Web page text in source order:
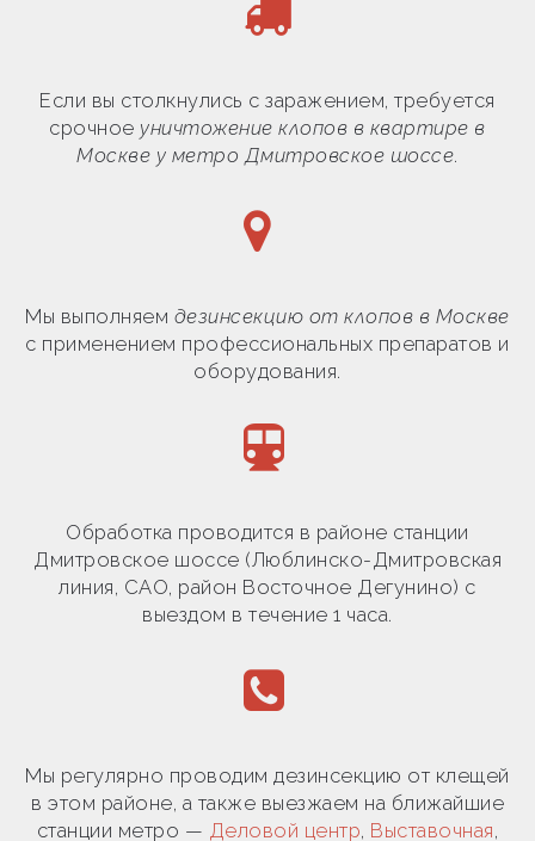
Если вы столкнулись с заражением, требуется
срочное уничтожение клопов в квартире в
Москве у метро Дмитровское шоссе.
Мы выполняем дезинсекцию от клопов в Москве
с применением профессиональных препаратов и
оборудования.
Обработка проводится в районе станции
Дмитровское шоссе (Люблинско-Дмитровская
линия, САО, район Восточное Дегунино) с
выездом в течение 1 часа.
Мы регулярно проводим дезинсекцию от клещей
в этом районе, а также выезжаем на ближайшие
станции метро — Деловой центр, Выставочная,